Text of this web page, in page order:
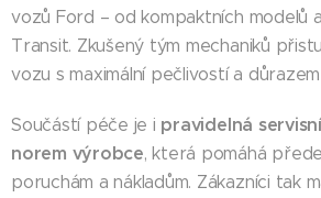
vozů Ford – od kompaktních modelů
Transit. Zkušený tým mechaniků
vozu s maximální pečlivostí a
Součástí péče je i pravidelná
norem výrobce, která pomáhá
poruchám a nákladům. Zákazníci tak